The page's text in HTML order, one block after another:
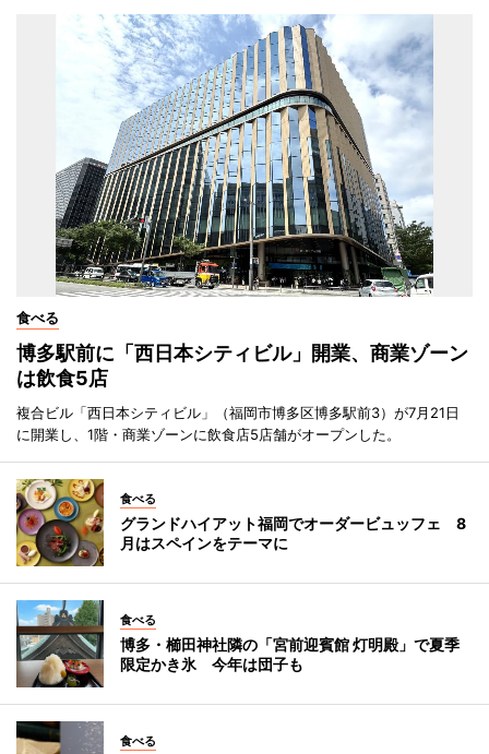
食べる
博多駅前に「西日本シティビル」開業、商業ゾーン
は飲食5店
複合ビル「西日本シティビル」（福岡市博多区博多駅前3）が7月21日
に開業し、1階・商業ゾーンに飲食店5店舗がオープンした。
食べる
グランドハイアット福岡でオーダービュッフェ 8
月はスペインをテーマに
食べる
博多・櫛田神社隣の「宮前迎賓館 灯明殿」で夏季
限定かき氷 今年は団子も
食べる